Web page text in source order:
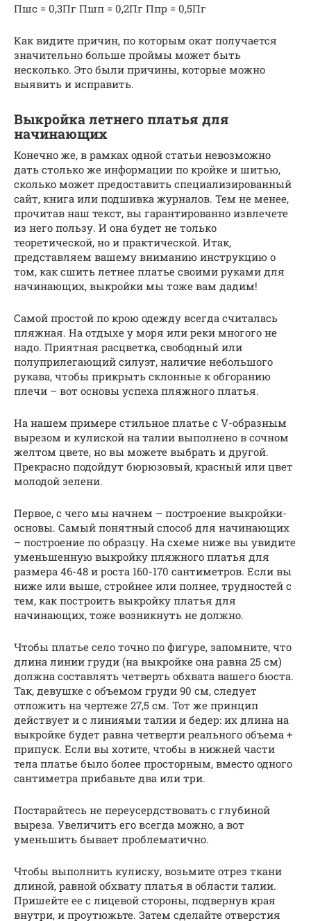
Пшс = 0,3Пг Пшп = 0,2Пг Ппр = 0,5Пг
Как видите причин, по которым окат получается
значительно больше проймы может быть
несколько. Это были причины, которые можно
выявить и исправить.
Выкройка летнего платья для
начинающих
Конечно же, в рамках одной статьи невозможно
дать столько же информации по кройке и шитью,
сколько может предоставить специализированный
сайт, книга или подшивка журналов. Тем не менее,
прочитав наш текст, вы гарантированно извлечете
из него пользу. И она будет не только
теоретической, но и практической. Итак,
представляем вашему вниманию инструкцию о
том, как сшить летнее платье своими руками для
начинающих, выкройки мы тоже вам дадим!
Самой простой по крою одежду всегда считалась
пляжная. На отдыхе у моря или реки многого не
надо. Приятная расцветка, свободный или
полуприлегающий силуэт, наличие небольшого
рукава, чтобы прикрыть склонные к обгоранию
плечи – вот основы успеха пляжного платья.
На нашем примере стильное платье с V-образным
вырезом и кулиской на талии выполнено в сочном
желтом цвете, но вы можете выбрать и другой.
Прекрасно подойдут бюрюзовый, красный или цвет
молодой зелени.
Первое, с чего мы начнем – построение выкройки-
основы. Самый понятный способ для начинающих
– построение по образцу. На схеме ниже вы увидите
уменьшенную выкройку пляжного платья для
размера 46-48 и роста 160-170 сантиметров. Если вы
ниже или выше, стройнее или полнее, трудностей с
тем, как построить выкройку платья для
начинающих, тоже возникнуть не должно.
Чтобы платье село точно по фигуре, запомните, что
длина линии груди (на выкройке она равна 25 см)
должна составлять четверть обхвата вашего бюста.
Так, девушке с объемом груди 90 см, следует
отложить на чертеже 27,5 см. Тот же принцип
действует и с линиями талии и бедер: их длина на
выкройке будет равна четверти реального объема +
припуск. Если вы хотите, чтобы в нижней части
тела платье было более просторным, вместо одного
сантиметра прибавьте два или три.
Постарайтесь не переусердствовать с глубиной
выреза. Увеличить его всегда можно, а вот
уменьшить бывает проблематично.
Чтобы выполнить кулиску, возьмите отрез ткани
длиной, равной обхвату платья в области талии.
Пришейте ее с лицевой стороны, подвернув края
внутри, и проутюжьте. Затем сделайте отверстия